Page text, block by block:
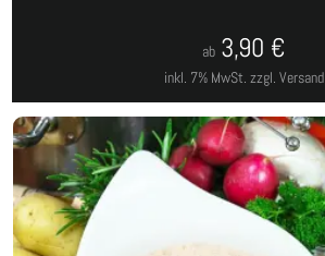
inkl. 7% MwSt. zzgl. Versand
ab 3,90 €